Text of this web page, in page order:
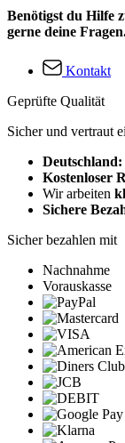
Benötigst du Hilfe
gerne deine
Kontakt
Geprüfte Qualität
Sicher und vertraut
Kostenloser
Wir arbeiten
Sichere
Sicher bezahlen mit
Nachnahme
Vorauskasse